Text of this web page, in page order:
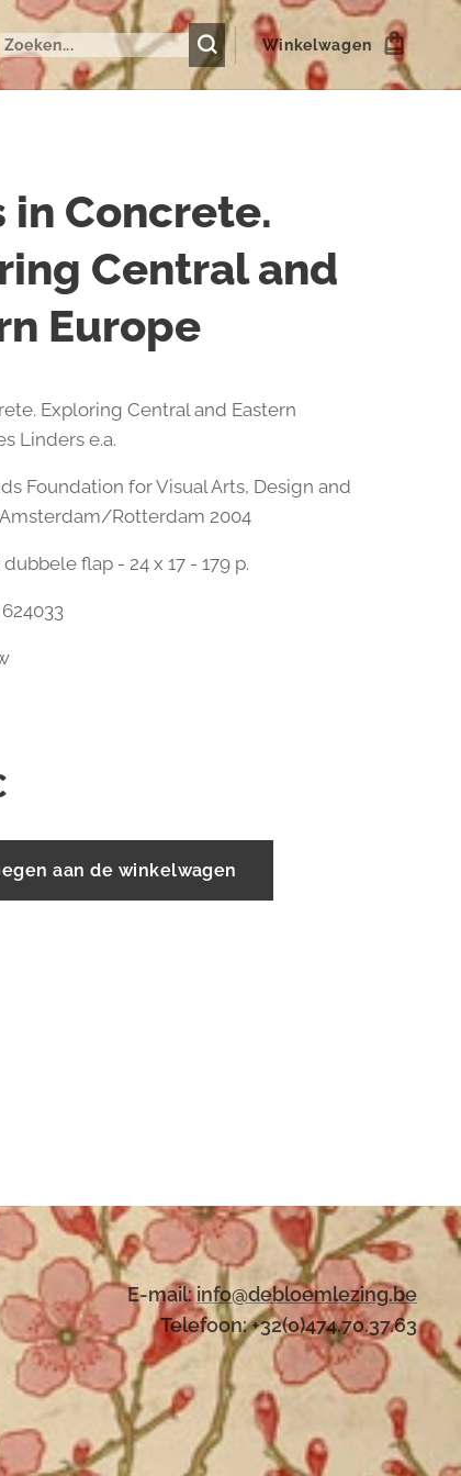
Winkelwagen
in Concrete.
Central and
Europe
Exploring Central and Eastern
Linders e.a.
Foundation for Visual Arts, Design and
Rotterdam 2004
flap - 24 x 17 - 179 p.
aan de winkelwagen
E-mail:info@debloemlezing.be
Telefoon: +32(0)474.70.37.63